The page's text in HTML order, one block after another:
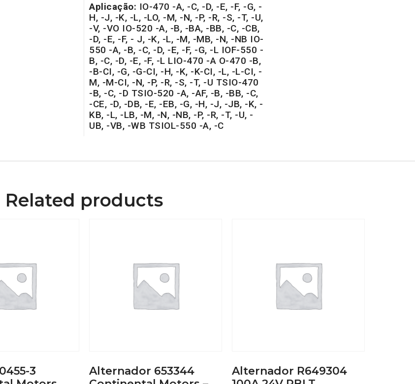
Aplicação: IO-470 -A, -C, -D, -E, -F, -G, -
H, -J, -K, -L, -LO, -M, -N, -P, -R, -S, -T, -U,
-V, -VO IO-520 -A, -B, -BA, -BB, -C, -CB,
-D, -E, -F, - J, -K, -L, -M, -MB, -N, -NB IO-
550 -A, -B, -C, -D, -E, -F, -G, -L IOF-550 -
B, -C, -D, -E, -F, -L LIO-470 -A O-470 -B,
-B-CI, -G, -G-CI, -H, -K, -K-CI, -L, -L-CI, -
M, -M-CI, -N, -P, -R, -S, -T, -U TSIO-470
-B, -C, -D TSIO-520 -A, -AF, -B, -BB, -C,
-CE, -D, -DB, -E, -EB, -G, -H, -J, -JB, -K, -
KB, -L, -LB, -M, -N, -NB, -P, -R, -T, -U, -
UB, -VB, -WB TSIOL-550 -A, -C
Related products
3
Alternador 653344
Alternador R649304